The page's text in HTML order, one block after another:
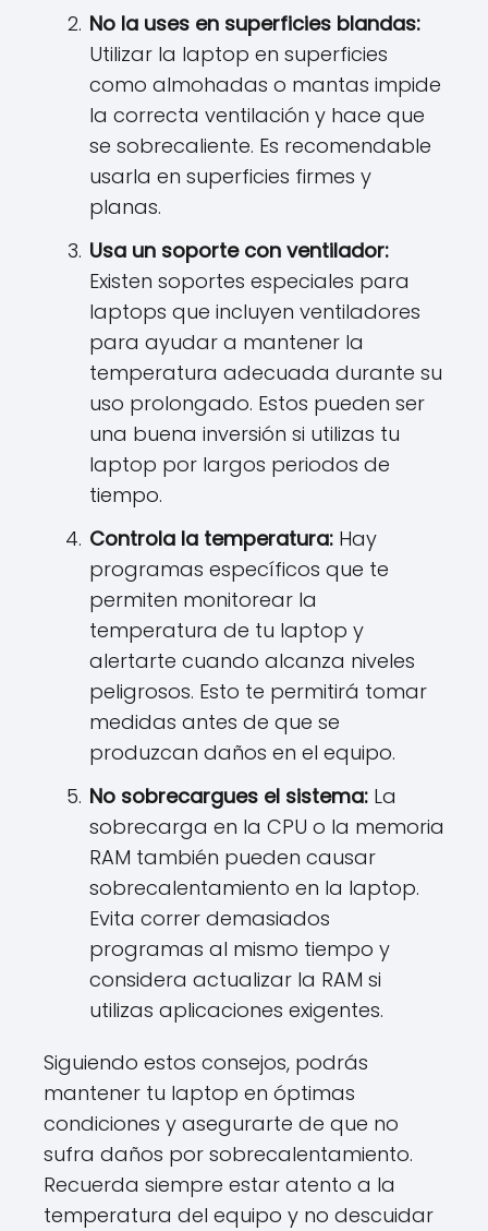
No la uses en superficies blandas:
Utilizar la laptop en superficies
como almohadas o mantas impide
la correcta ventilación y hace que
se sobrecaliente. Es recomendable
usarla en superficies firmes y
planas.
Usa un soporte con ventilador:
Existen soportes especiales para
laptops que incluyen ventiladores
para ayudar a mantener la
temperatura adecuada durante su
uso prolongado. Estos pueden ser
una buena inversión si utilizas tu
laptop por largos periodos de
tiempo.
Controla la temperatura: Hay
programas específicos que te
permiten monitorear la
temperatura de tu laptop y
alertarte cuando alcanza niveles
peligrosos. Esto te permitirá tomar
medidas antes de que se
produzcan daños en el equipo.
No sobrecargues el sistema: La
sobrecarga en la CPU o la memoria
RAM también pueden causar
sobrecalentamiento en la laptop.
Evita correr demasiados
programas al mismo tiempo y
considera actualizar la RAM si
utilizas aplicaciones exigentes.
Siguiendo estos consejos, podrás
mantener tu laptop en óptimas
condiciones y asegurarte de que no
sufra daños por sobrecalentamiento.
Recuerda siempre estar atento a la
temperatura del equipo y no descuidar